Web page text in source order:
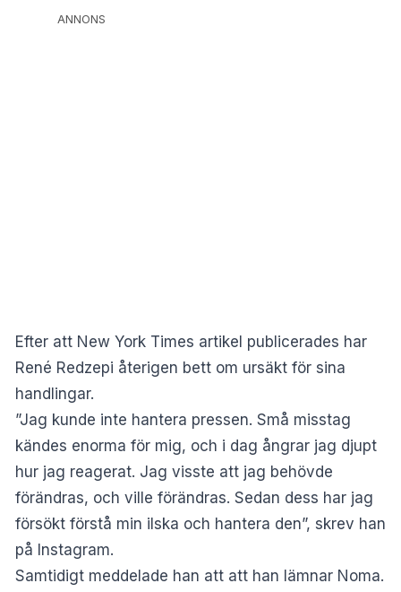
ANNONS
Efter att New York Times artikel publicerades har
René Redzepi återigen bett om ursäkt för sina
handlingar.
”Jag kunde inte hantera pressen. Små misstag
kändes enorma för mig, och i dag ångrar jag djupt
hur jag reagerat. Jag visste att jag behövde
förändras, och ville förändras. Sedan dess har jag
försökt förstå min ilska och hantera den”, skrev han
på Instagram.
Samtidigt meddelade han att att han lämnar Noma.